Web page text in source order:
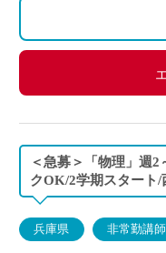
＜急募＞「物理」週
クOK/2学期スタート/
兵庫県 非常勤講師